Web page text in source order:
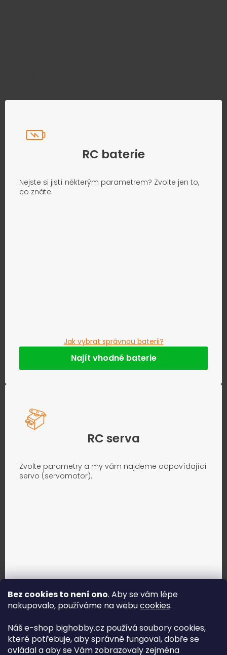
Bez cookies to není ono. Aby se vám lépe
nakupovalo, používáme na webucookies.
Náš e-shop bighobby.cz používá soubory cookies,
které potřebuje, aby správně fungoval, dobře se
ovládal a aby se Vám zobrazovaly zejména
RC baterie
Nejste si jistí některým parametrem? Zvolte jen to,
co znáte.
Jak vybrat správnou baterii?
Najít vhodné baterie
RC serva
Zvolte parametry a my vám najdeme odpovídající
servo (servomotor).
Jak vybrat správné servo?
Najít správné servo